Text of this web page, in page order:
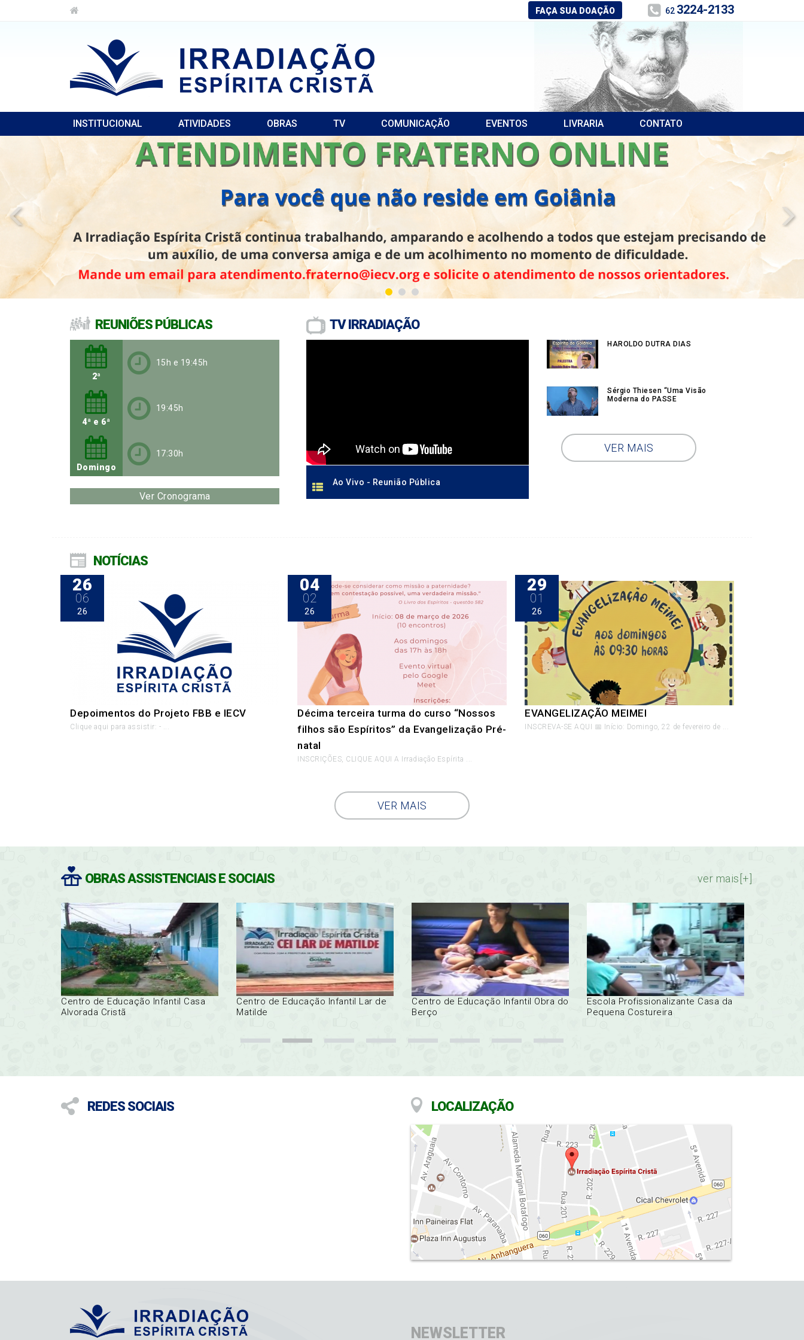
FAÇA SUA DOAÇÃO 62 3224-2133
INSTITUCIONAL ATIVIDADES OBRAS TV COMUNICAÇÃO EVENTOS LIVRARIA CONTATO
REUNIÕES PÚBLICAS
2ª
(segunda)
15h e 19:45h
4ª e 6ª
feira
19:45h
Domingo
17:30h
Ver Cronograma
TV IRRADIAÇÃO
Ao Vivo - Reunião Pública
HAROLDO DUTRA DIAS
Sérgio Thiesen “Uma Visão
Moderna do PASSE
VER MAIS
NOTÍCIAS
26
06
26
Depoimentos do Projeto FBB e IECV
Clique aqui para assistir: - ...
04
02
26
Décima terceira turma do curso “Nossos
filhos são Espíritos” da Evangelização Pré-
natal
INSCRIÇÕES, CLIQUE AQUI A Irradiação Espírita ...
29
01
26
EVANGELIZAÇÃO MEIMEI
INSCREVA-SE AQUI 📅 Início: Domingo, 22 de fevereiro de ...
VER MAIS
OBRAS ASSISTENCIAIS E SOCIAIS ver mais[+]
Centro de Educação Infantil Casa
Alvorada Cristã
Centro de Educação Infantil Lar de
Matilde
Centro de Educação Infantil Obra do
Berço
Escola Profissionalizante Casa da
Pequena Costureira
REDES SOCIAIS LOCALIZAÇÃO
NEWSLETTER